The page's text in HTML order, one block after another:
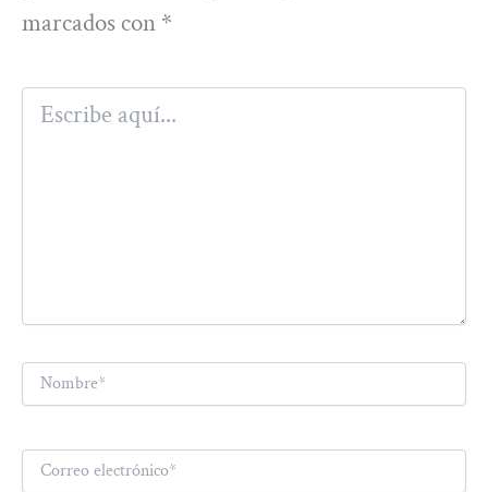
marcados con *
Escribe
aquí...
Nombre*
Correo
electrónico*